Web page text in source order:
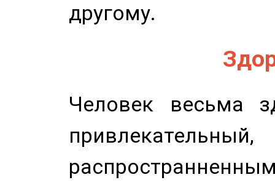
другому.
Человек весьма